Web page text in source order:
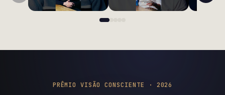
PRÊMIO VISÃO CONSCIENTE · 2026